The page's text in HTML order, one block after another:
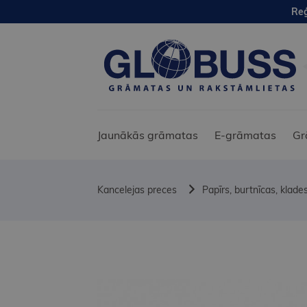
Jaunākās grāmatas E-grāmatas
Kancelejas preces Papīrs, burtnīcas,